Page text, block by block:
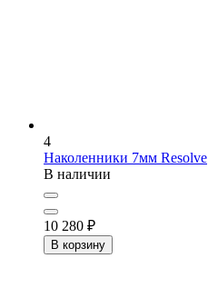
4
Наколенники 7мм Resolve
В наличии
10 280 ₽
В корзину